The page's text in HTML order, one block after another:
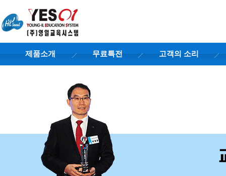
제품소개 무료특전 고객의 소리